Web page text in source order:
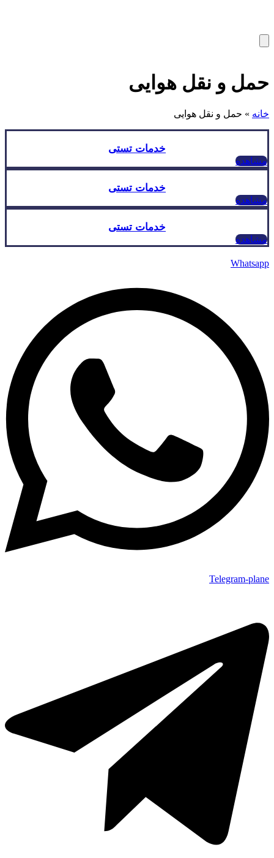
حمل و نقل هوایی
خانه » حمل و نقل هوایی
خدمات تستی
مشاهده
خدمات تستی
مشاهده
خدمات تستی
مشاهده
Whatsapp
Telegram-plane